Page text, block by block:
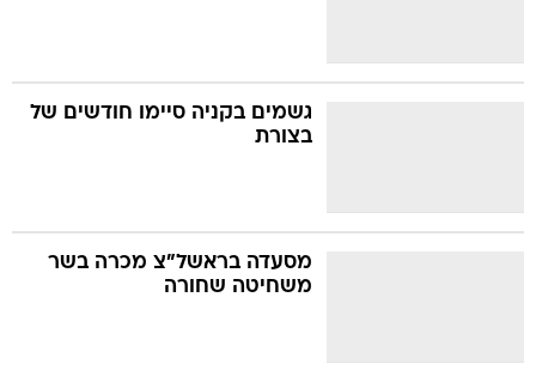
גשמים בקניה סיימו חודשים של
בצורת
מסעדה בראשל"צ מכרה בשר
משחיטה שחורה